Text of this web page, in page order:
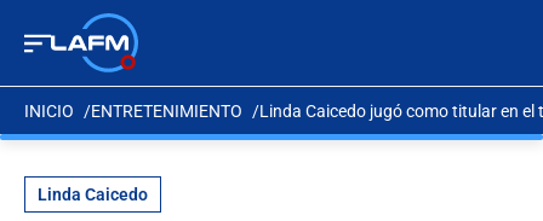
INICIO ENTRETENIMIENTO Linda Caicedo jugó como titular en
Linda Caicedo